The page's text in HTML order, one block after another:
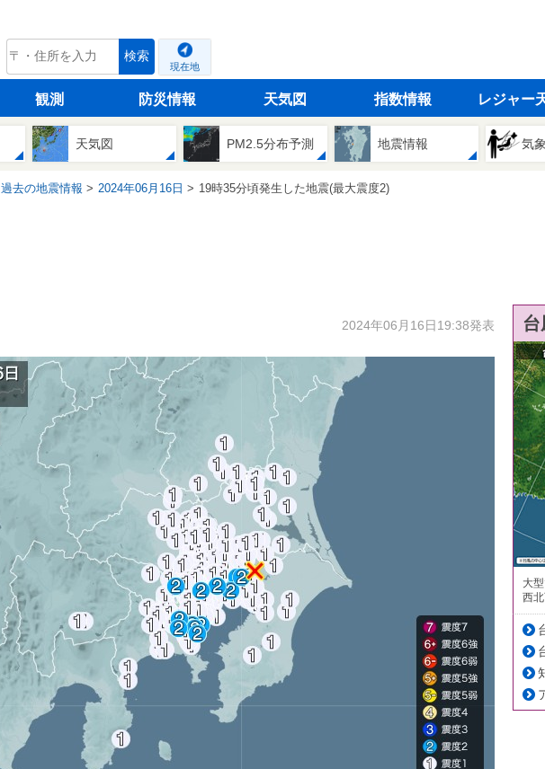
tenki.jp 検索
現在地
観測 防災情報 天気図 指数情報 レジャー
天気図 PM2.5分布予測 地震情報 気
過去の地震情報 2024年06月16日 19時35分頃発生した地震(最大震度2)
2024年06月16日19:38発表
大
西